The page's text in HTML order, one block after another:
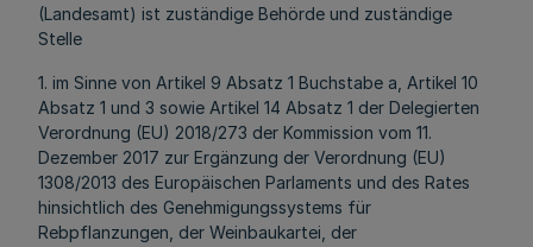
(Landesamt) ist zuständige Behörde und zuständige
Stelle
1. im Sinne von Artikel 9 Absatz 1 Buchstabe a, Artikel 10
Absatz 1 und 3 sowie Artikel 14 Absatz 1 der Delegierten
Verordnung (EU) 2018/273 der Kommission vom 11.
Dezember 2017 zur Ergänzung der Verordnung (EU)
1308/2013 des Europäischen Parlaments und des Rates
hinsichtlich des Genehmigungssystems für
Rebpflanzungen, der Weinbaukartei, der